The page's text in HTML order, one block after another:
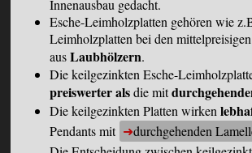
Innenausbau gedacht.
Esche-Leimholzplatten gehören wie
Leimholzplatten bei den
ausLaubhölzern.
Die keilgezinkten Esche-
preiswerter alsdie mit
Die keilgezinkten Platten wirken
Pendants mit
durchgehenden